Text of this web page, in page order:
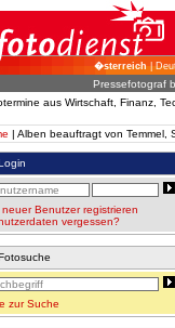
�sterreich|
Pressefotograf
aus Wirtschaft, Finanz,
| Alben beauftragt von Temmel,
neuer Benutzer registrieren
vergessen?
zur Suche